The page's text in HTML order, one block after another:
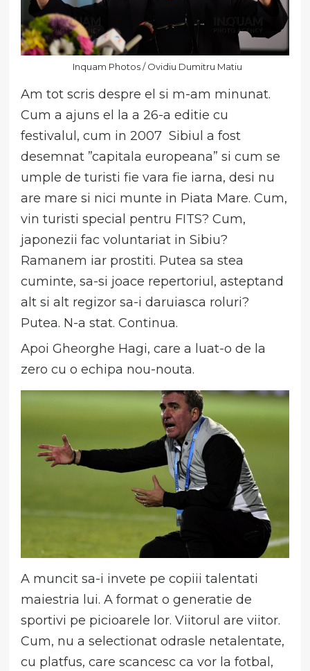
Inquam Photos / Ovidiu Dumitru Matiu
Am tot scris despre el si m-am minunat.
Cum a ajuns el la a 26-a editie cu
festivalul, cum in 2007 Sibiul a fost
desemnat ”capitala europeana” si cum se
umple de turisti fie vara fie iarna, desi nu
are mare si nici munte in Piata Mare. Cum,
vin turisti special pentru FITS? Cum,
japonezii fac voluntariat in Sibiu?
Ramanem iar prostiti. Putea sa stea
cuminte, sa-si joace repertoriul, asteptand
alt si alt regizor sa-i daruiasca roluri?
Putea. N-a stat. Continua.
Apoi Gheorghe Hagi, care a luat-o de la
zero cu o echipa nou-nouta.
A muncit sa-i invete pe copiii talentati
maiestria lui. A format o generatie de
sportivi pe picioarele lor. Viitorul are viitor.
Cum, nu a selectionat odrasle netalentate,
cu platfus, care scancesc ca vor la fotbal,